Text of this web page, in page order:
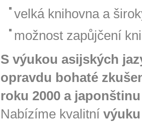
velká knihovna a
možnost zapůjčení
S výukou asijských
opravdu bohaté
roku 2000 a
Nabízíme kvalitní